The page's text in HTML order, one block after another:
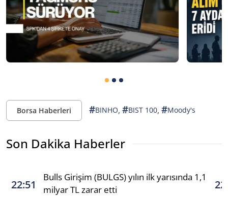
Borsa Haberleri #BINHO, #BIST 100, #Moody's
Son Dakika Haberler
22:51
Bulls Girişim (BULGS) yılın ilk yarısında 1,1
milyar TL zarar etti